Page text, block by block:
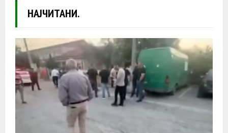
НАЈЧИТАНИ.